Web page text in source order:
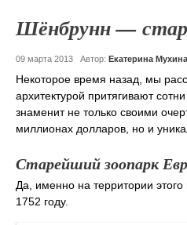
Шёнбрунн —
09 марта 2013 Автор: Екатерина Мухина
Некоторое время назад, мы
архитектурой притягивают
знаменит не только своими
миллионах долларов, но и
Старейший зоопарк
Да, именно на территории
1752 году.